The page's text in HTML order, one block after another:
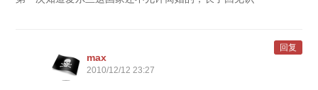
max
2010/12/12 23:27
回复